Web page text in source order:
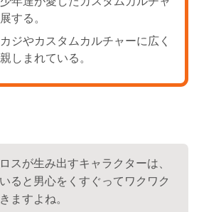
する。
ジやカスタムカルチャーに広く
しまれている。
スが生み出すキャラクターは、
ると男心をくすぐってワクワク
ますよね。